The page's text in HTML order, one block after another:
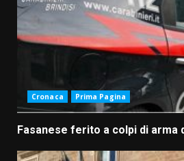
Cronaca Prima Pagina
Fasanese ferito a colpi di arma